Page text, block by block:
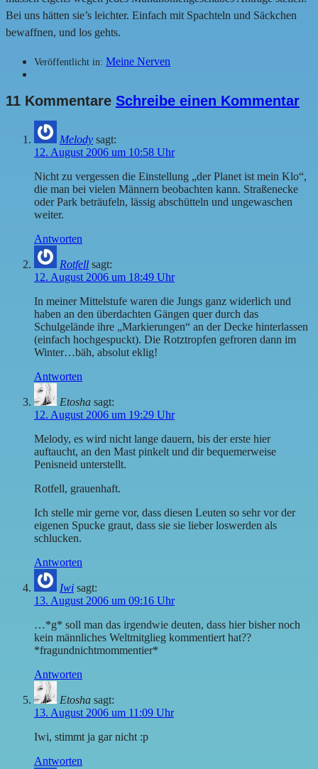
Bei uns hätten sie’s leichter. Einfach mit Spachteln und Säckchen
bewaffnen, und los gehts.
Veröffentlicht in: Meine Nerven
11 Kommentare Schreibe einen Kommentar
Melody sagt:
12. August 2006 um 10:58 Uhr
Nicht zu vergessen die Einstellung „der Planet ist mein Klo“,
die man bei vielen Männern beobachten kann. Straßenecke
oder Park beträufeln, lässig abschütteln und ungewaschen
weiter.
Antworten
Rotfell sagt:
12. August 2006 um 18:49 Uhr
In meiner Mittelstufe waren die Jungs ganz widerlich und
haben an den überdachten Gängen quer durch das
Schulgelände ihre „Markierungen“ an der Decke hinterlassen
(einfach hochgespuckt). Die Rotztropfen gefroren dann im
Winter…bäh, absolut eklig!
Antworten
Etosha sagt:
12. August 2006 um 19:29 Uhr
Melody, es wird nicht lange dauern, bis der erste hier
auftaucht, an den Mast pinkelt und dir bequemerweise
Penisneid unterstellt.
Rotfell, grauenhaft.
Ich stelle mir gerne vor, dass diesen Leuten so sehr vor der
eigenen Spucke graut, dass sie sie lieber loswerden als
schlucken.
Antworten
Iwi sagt:
13. August 2006 um 09:16 Uhr
…*g* soll man das irgendwie deuten, dass hier bisher noch
kein männliches Weltmitglieg kommentiert hat??
*fragundnichtmommentier*
Antworten
Etosha sagt:
13. August 2006 um 11:09 Uhr
Iwi, stimmt ja gar nicht :p
Antworten